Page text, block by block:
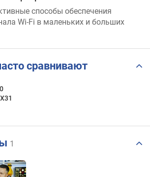
способы обеспечения
Wi-Fi в маленьких и больших
сравнивают
1